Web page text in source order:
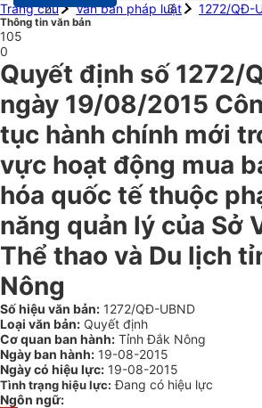
Trang chủ
Văn bản pháp luật 1272/QĐ-
Thông tin văn bản
105
0
Quyết định số 1272/
ngày 19/08/2015
tục hành chính mới
vực hoạt động mua
hóa quốc tế thuộc
năng quản lý của Sở
Thể thao và Du lịch
Nông
Số hiệu văn bản: 1272/QĐ-UBND
Loại văn bản: Quyết định
Cơ quan ban hành: Tỉnh Đắk Nông
Ngày ban hành: 19-08-2015
Ngày có hiệu lực: 19-08-2015
Tình trạng hiệu lực: Đang có hiệu lực
Ngôn ngữ: